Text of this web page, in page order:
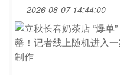
2026-08-07 14:44:00